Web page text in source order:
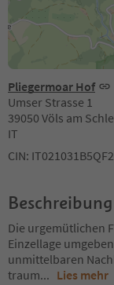
Pliegermoar Hof
Umser Strasse 1
39050 Völs am
IT
CIN:
Beschreibung
Die urgemütlichen
Einzellage
unmittelbaren
traum... Lies mehr